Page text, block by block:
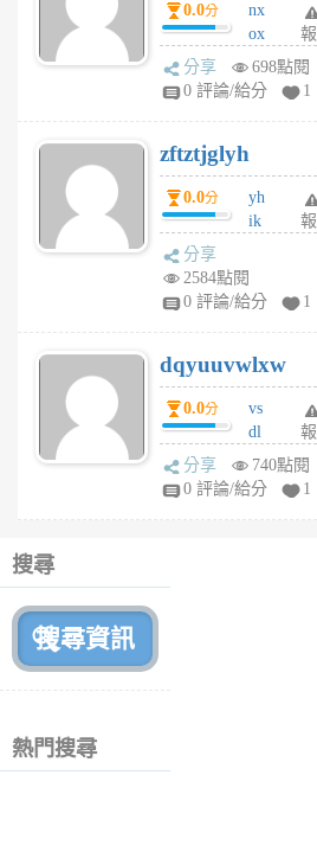
月
前
0.0分
nx
ox
rh
pe
月
前
報
分享
698點閱
0 評論/給分
1
zftztjglyh
0.0分
yh
ik
tu
6
個
月
前
報
分享
2584點閱
0 評論/給分
1
dqyuuvwlxw
0.0分
vs
dl
sq
fy
報
分享
740點閱
0 評論/給分
1
搜尋
熱門搜尋